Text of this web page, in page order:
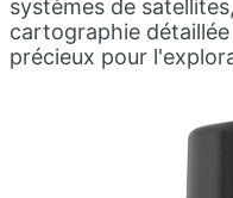
systèmes de
cartographie
précieux pour